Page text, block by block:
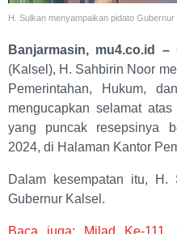
H. Sulkan menyampaikan pidato
Banjarmasin, mu4.co.id –
(Kalsel), H. Sahbirin Noor
Pemerintahan, Hukum,
mengucapkan selamat
yang puncak resepsinya
2024, di Halaman Kantor
Dalam kesempatan itu, H.
Gubernur Kalsel.